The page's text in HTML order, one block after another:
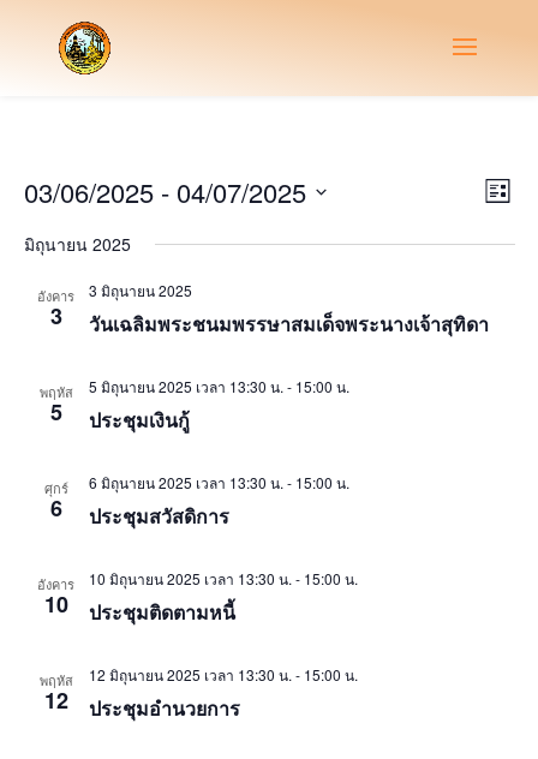
List
03/06/2025 - 04/07/2025
date.
มิถุนายน 2025
อังคาร
3
3 มิถุนายน 2025
วันเฉลิมพระชนมพรรษาสมเด็จพระนางเจ้าสุทิดา
พฤหัส
5
5 มิถุนายน 2025 เวลา 13:30 น. - 15:00 น.
ประชุมเงินกู้
ศุกร์
6
6 มิถุนายน 2025 เวลา 13:30 น. - 15:00 น.
ประชุมสวัสดิการ
อังคาร
10
10 มิถุนายน 2025 เวลา 13:30 น. - 15:00 น.
ประชุมติดตามหนี้
พฤหัส
12
12 มิถุนายน 2025 เวลา 13:30 น. - 15:00 น.
ประชุมอำนวยการ